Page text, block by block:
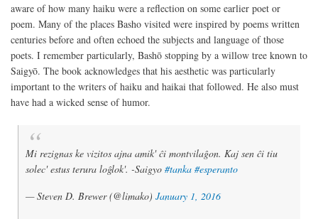
aware of how many haiku were a reflection on some earlier poet or
poem. Many of the places Basho visited were inspired by poems written
centuries before and often echoed the subjects and language of those
poets. I remember particularly, Bashō stopping by a willow tree known to
Saigyō. The book acknowledges that his aesthetic was particularly
important to the writers of haiku and haikai that followed. He also must
have had a wicked sense of humor.
Mi rezignas ke vizitos ajna amik' ĉi montvilaĝon. Kaj sen ĉi tiu
solec' estus terura loĝlok'. -Saigyo #tanka #esperanto
— Steven D. Brewer (@limako) January 1, 2016